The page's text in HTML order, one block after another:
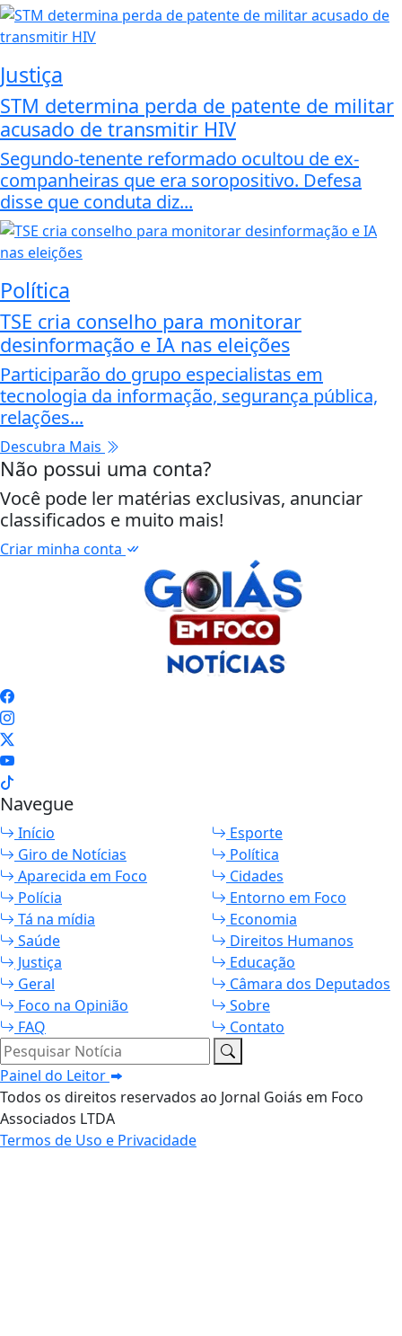
Justiça
STM determina perda de patente de militar
acusado de transmitir HIV
Segundo-tenente reformado ocultou de ex-
companheiras que era soropositivo. Defesa
disse que conduta diz...
Política
TSE cria conselho para monitorar
desinformação e IA nas eleições
Participarão do grupo especialistas em
tecnologia da informação, segurança pública,
relações...
Descubra Mais
Não possui uma conta?
Você pode ler matérias exclusivas, anunciar
classificados e muito mais!
Criar minha conta
Navegue
Início
Esporte
Giro de Notícias
Política
Aparecida em Foco
Cidades
Polícia
Entorno em Foco
Tá na mídia
Economia
Saúde
Direitos Humanos
Justiça
Educação
Geral
Câmara dos Deputados
Foco na Opinião
Sobre
FAQ
Contato
Pesquisar Notícia
Painel do Leitor
Todos os direitos reservados ao Jornal Goiás em Foco
Associados LTDA
Termos de Uso e Privacidade